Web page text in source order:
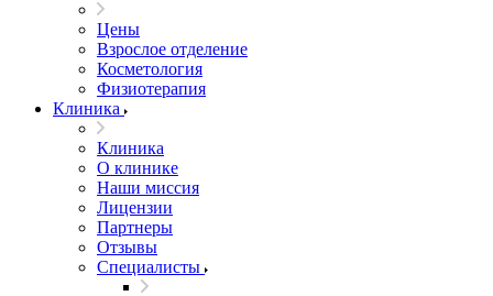
Цены
Взрослое отделение
Косметология
Физиотерапия
Клиника
Клиника
О клинике
Наши миссия
Лицензии
Партнеры
Отзывы
Специалисты